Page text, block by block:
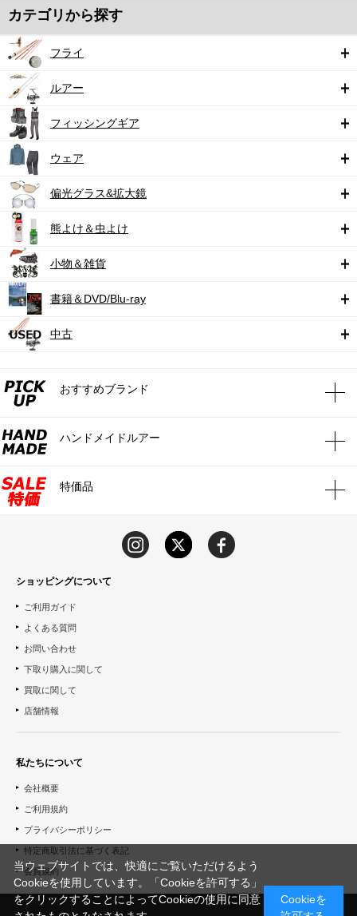
カテゴリから探す
フライ
ルアー
フィッシングギア
ウェア
偏光グラス&拡大鏡
熊よけ＆虫よけ
小物＆雑貨
書籍＆DVD/Blu-ray
中古
おすすめブランド
ハンドメイドルアー
特価品
ショッピングについて
ご利用ガイド
よくある質問
お問い合わせ
下取り購入に関して
買取に関して
店舗情報
私たちについて
会社概要
ご利用規約
プライバシーポリシー
特定商取引法に基づく表記
会員規約
当ウェブサイトでは、快適にご覧いただけるよう
Cookieを使用しています。「Cookieを許可する」
をクリックすることによってCookieの使用に同意
Cookieを